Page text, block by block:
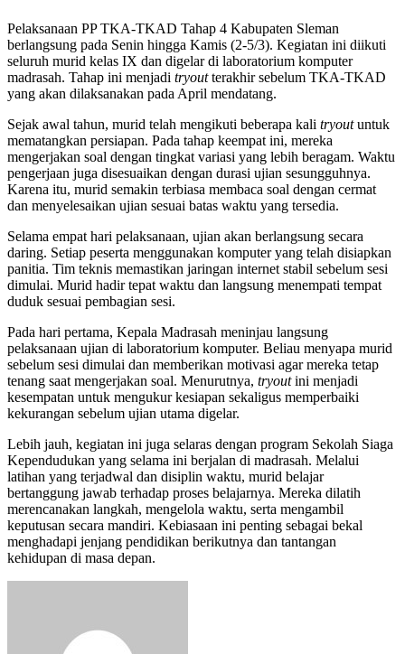
Pelaksanaan PP TKA-TKAD Tahap 4 Kabupaten Sleman
berlangsung pada Senin hingga Kamis (2-5/3). Kegiatan ini diikuti
seluruh murid kelas IX dan digelar di laboratorium komputer
madrasah. Tahap ini menjadi tryoutterakhir sebelum TKA-TKAD
yang akan dilaksanakan pada April mendatang.
Sejak awal tahun, murid telah mengikuti beberapa kali tryoutuntuk
mematangkan persiapan. Pada tahap keempat ini, mereka
mengerjakan soal dengan tingkat variasi yang lebih beragam. Waktu
pengerjaan juga disesuaikan dengan durasi ujian sesungguhnya.
Karena itu, murid semakin terbiasa membaca soal dengan cermat
dan menyelesaikan ujian sesuai batas waktu yang tersedia.
Selama empat hari pelaksanaan, ujian akan berlangsung secara
daring. Setiap peserta menggunakan komputer yang telah disiapkan
panitia. Tim teknis memastikan jaringan internet stabil sebelum sesi
dimulai. Murid hadir tepat waktu dan langsung menempati tempat
duduk sesuai pembagian sesi.
Pada hari pertama, Kepala Madrasah meninjau langsung
pelaksanaan ujian di laboratorium komputer. Beliau menyapa murid
sebelum sesi dimulai dan memberikan motivasi agar mereka tetap
tenang saat mengerjakan soal. Menurutnya, tryoutini menjadi
kesempatan untuk mengukur kesiapan sekaligus memperbaiki
kekurangan sebelum ujian utama digelar.
Lebih jauh, kegiatan ini juga selaras dengan program Sekolah Siaga
Kependudukan yang selama ini berjalan di madrasah. Melalui
latihan yang terjadwal dan disiplin waktu, murid belajar
bertanggung jawab terhadap proses belajarnya. Mereka dilatih
merencanakan langkah, mengelola waktu, serta mengambil
keputusan secara mandiri. Kebiasaan ini penting sebagai bekal
menghadapi jenjang pendidikan berikutnya dan tantangan
kehidupan di masa depan.